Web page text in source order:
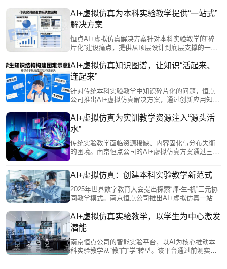
推荐个性化学习路径与拓展方向；同时为教师提供
多维教学报告，支持精准指导与策略调整。该技术
助力学生从被动接收者成长为主动管理者，实现从
“标准化培养”向“个性化成长”的转变。
AI+虚拟仿真为本科实验教学提供“一站式”
解决方案
恒点AI+虚拟仿真解决方案针对本科实验教学的“碎
片化”建设痛点，提供从顶层设计到底层支撑的一站
孤岛，实现教学全流程贯通；资源体系覆盖多学科
并支持院校特色接入，服务贯穿建设全周期。它赋
能教师进行知识图谱规划，为学生提供个性化沉浸
环境，并具备持续进化能力，确保实验教学与学科
前沿同步，系统性地支撑院校教学改革的深化与创
AI+虚拟仿真知识图谱，让知识“活起来、
连起来”
针对传统本科实验教学中知识碎片化的问题，恒点
公司推出AI+虚拟仿真解决方案，通过创新应用知识
案构建了多层级知识网络，既能帮助学生直观感知
知识关联、自主规划学习路径，又能通过数据画像
为教师提供教学洞察，实现因材施教。基于图谱的
过程性评价，还能有效反映学生的知识迁移能力和
思维路径，为综合素质评价提供依据。让知识“活起
AI+虚拟仿真为实训教学资源注入“源头活
水”
传统实验教学面临资源稀缺、内容固化与分布失衡
的困境。南京恒点公司的AI+虚拟仿真方案通过三大
无限复制的虚拟资源，实现人人可及的优质实验环
境；二是资源动态化，支持教师快速将科研成果转
化为教学内容，与学科前沿同步；三是资源共享
化，构建开放机制让优质资源跨校流动，缩小院校
差距。这一方案为本科实验教学提供了持续生长的
“源头活水”。
AI+虚拟仿真：创建本科实验教学新范式
2025年世界数字教育大会提出探索“师-生-机”三元协
同教学模式。南京恒点公司推出AI+虚拟仿真一站式
新范式。 该方案针对传统实验教学流程化、高端设
备稀缺及学科壁垒固化等痛点，通过开放式编辑系
统将科研成果转化为课程，实现因材施教。其平台
支持跨学科融合，AI在其中扮演知识桥梁，主动关
联不同学科原理，培养学生综合能力。
AI+虚拟仿真实验教学，以学生为中心激发
潜能
南京恒点公司的智能实验平台，以AI为核心推动本
科实验教学从“教”向“学”转型。该平台通过前测实现